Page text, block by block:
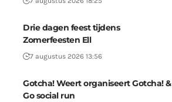
Drie dagen feest tijdens
Zomerfeesten Ell
7 augustus 2026 13:56
Gotcha! Weert organiseert Gotcha! &
Go social run